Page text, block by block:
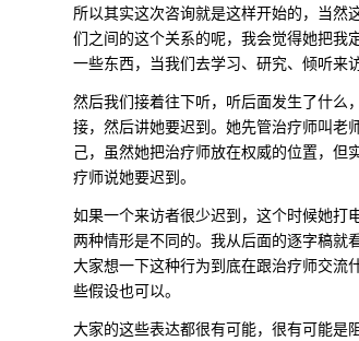
所以其实这次咨询就是这样开始的，当然
们之间的这个关系的呢，我会觉得她把我
一些东西，当我们去学习、研究、倾听来
然后我们接着往下听，听后面发生了什么
接，然后讲她要迟到。她先管治疗师叫老
己，虽然她把治疗师放在权威的位置，
疗师说她要迟到。
如果一个来访者很少迟到，这个时候她打
两种情形是不同的。我从后面的逐字稿就
大家想一下这种行为到底在跟治疗师交流
些假设也可以。
大家的这些表达都很有可能，很有可能是